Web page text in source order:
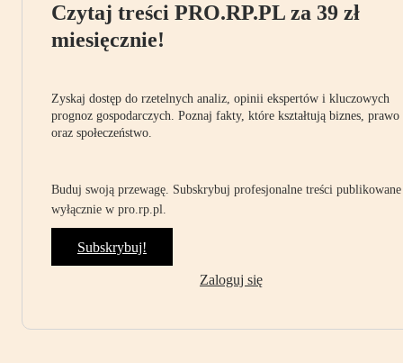
Czytaj treści PRO.RP.PL za 39 zł
miesięcznie!
Zyskaj dostęp do rzetelnych analiz, opinii ekspertów i kluczowych
prognoz gospodarczych. Poznaj fakty, które kształtują biznes, prawo
oraz społeczeństwo.
Buduj swoją przewagę. Subskrybuj profesjonalne treści publikowane
wyłącznie w pro.rp.pl.
Subskrybuj!
Zaloguj się